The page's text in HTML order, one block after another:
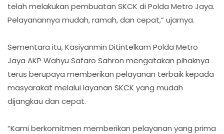
telah melakukan pembuatan SKCK di Polda Metro Jaya.
Pelayanannya mudah, ramah, dan cepat,” ujarnya.
Sementara itu, Kasiyanmin Ditintelkam Polda Metro
Jaya AKP Wahyu Safaro Sahron mengatakan pihaknya
terus berupaya memberikan pelayanan terbaik kepada
masyarakat melalui layanan SKCK yang mudah
dijangkau dan cepat.
“Kami berkomitmen memberikan pelayanan yang prima